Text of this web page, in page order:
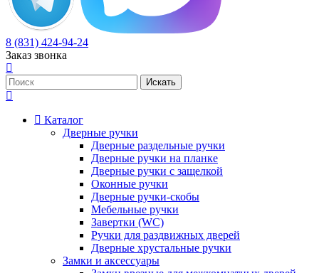
8 (831) 424-94-24
Заказ звонка
Каталог
Дверные ручки
Дверные раздельные ручки
Дверные ручки на планке
Дверные ручки с защелкой
Оконные ручки
Дверные ручки-скобы
Мебельные ручки
Завертки (WC)
Ручки для раздвижных дверей
Дверные хрустальные ручки
Замки и аксессуары